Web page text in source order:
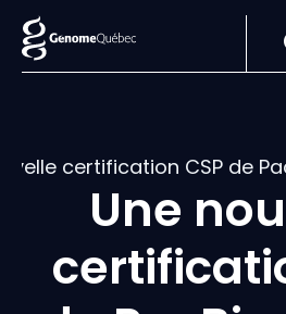
certification CSP de
Une